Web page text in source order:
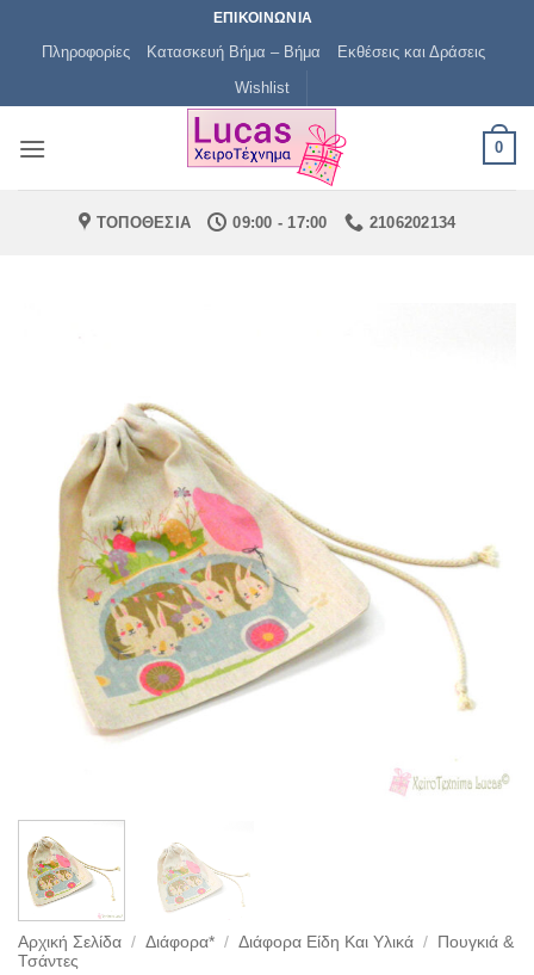
ΕΠΙΚΟΙΝΩΝΙΑ
Πληροφορίες Κατασκευή Βήμα – Βήμα
Εκθέσεις και Δράσεις
Wishlist
0
ΤΟΠΟΘΕΣΙΑ 09:00 - 17:00 2106202134
Αρχική Σελίδα / Διάφορα* / Διάφορα Είδη Και Υλικά /
Πουγκιά &
Τσάντες